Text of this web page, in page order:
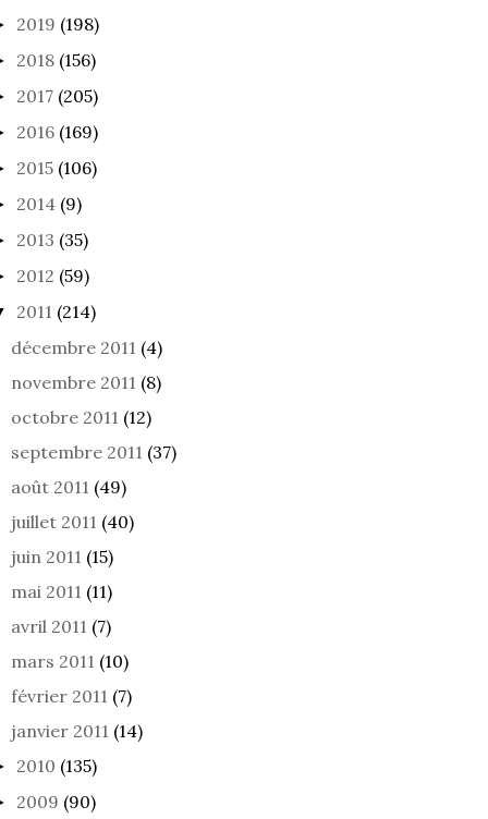
2019 (198)
2018 (156)
2017 (205)
2016 (169)
2015 (106)
2014 (9)
2013 (35)
2012 (59)
2011 (214)
décembre 2011 (4)
novembre 2011 (8)
octobre 2011 (12)
septembre 2011 (37)
août 2011 (49)
juillet 2011 (40)
juin 2011 (15)
mai 2011 (11)
avril 2011 (7)
mars 2011 (10)
février 2011 (7)
janvier 2011 (14)
2010 (135)
2009 (90)